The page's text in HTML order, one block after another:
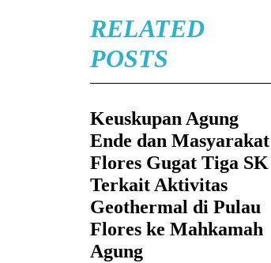
RELATED
POSTS
Keuskupan Agung
Ende dan Masyarakat
Flores Gugat Tiga SK
Terkait Aktivitas
Geothermal di Pulau
Flores ke Mahkamah
Agung